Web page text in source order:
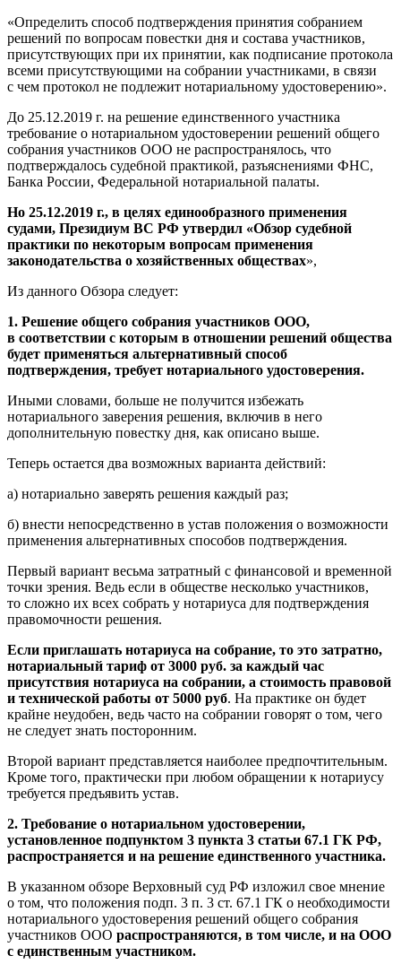
«Определить способ подтверждения принятия собранием
решений по вопросам повестки дня и состава участников,
присутствующих при их принятии, как подписание протокола
всеми присутствующими на собрании участниками, в связи
с чем протокол не подлежит нотариальному удостоверению».
До 25.12.2019 г. на решение единственного участника
требование о нотариальном удостоверении решений общего
собрания участников ООО не распространялось, что
подтверждалось судебной практикой, разъяснениями ФНС,
Банка России, Федеральной нотариальной палаты.
Но 25.12.2019 г., в целях единообразного применения
судами, Президиум ВС РФ утвердил «Обзор судебной
практики по некоторым вопросам применения
законодательства о хозяйственных обществах»,
Из данного Обзора следует:
1. Решение общего собрания участников ООО,
в соответствии с которым в отношении решений общества
будет применяться альтернативный способ
подтверждения, требует нотариального удостоверения.
Иными словами, больше не получится избежать
нотариального заверения решения, включив в него
дополнительную повестку дня, как описано выше.
Теперь остается два возможных варианта действий:
а) нотариально заверять решения каждый раз;
б) внести непосредственно в устав положения о возможности
применения альтернативных способов подтверждения.
Первый вариант весьма затратный с финансовой и временной
точки зрения. Ведь если в обществе несколько участников,
то сложно их всех собрать у нотариуса для подтверждения
правомочности решения.
Если приглашать нотариуса на собрание, то это затратно,
нотариальный тариф от 3000 руб. за каждый час
присутствия нотариуса на собрании, а стоимость правовой
и технической работы от 5000 руб. На практике он будет
крайне неудобен, ведь часто на собрании говорят о том, чего
не следует знать посторонним.
Второй вариант представляется наиболее предпочтительным.
Кроме того, практически при любом обращении к нотариусу
требуется предъявить устав.
2. Требование о нотариальном удостоверении,
установленное подпунктом 3 пункта 3 статьи 67.1 ГК РФ,
распространяется и на решение единственного участника.
В указанном обзоре Верховный суд РФ изложил свое мнение
о том, что положения подп. 3 п. 3 ст. 67.1 ГК о необходимости
нотариального удостоверения решений общего собрания
участников ООО распространяются, в том числе, и на ООО
с единственным участником.